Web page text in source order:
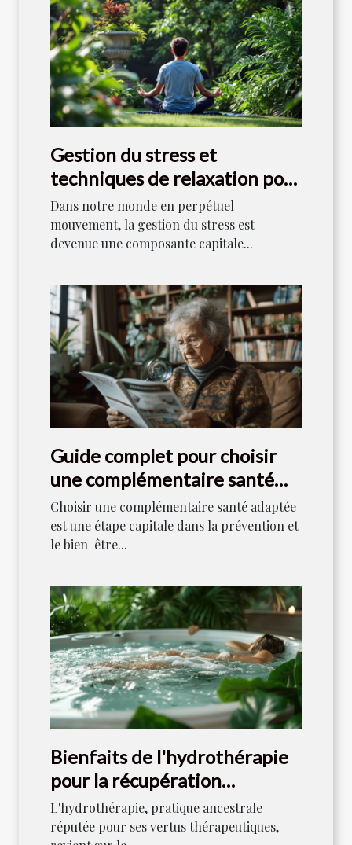
Gestion du stress et
techniques de relaxation pour
un bien-être quotidien
Dans notre monde en perpétuel
mouvement, la gestion du stress est
devenue une composante capitale...
Guide complet pour choisir
une complémentaire santé
adaptée aux seniors
Choisir une complémentaire santé adaptée
est une étape capitale dans la prévention et
le bien-être...
Bienfaits de l'hydrothérapie
pour la récupération
musculaire et la détente
L'hydrothérapie, pratique ancestrale
réputée pour ses vertus thérapeutiques,